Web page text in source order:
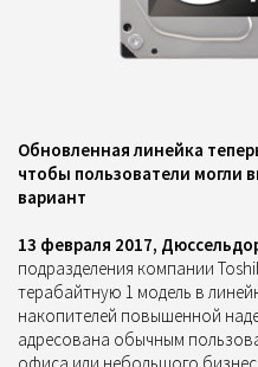
Обновленная линейка
чтобы пользователи могли
вариант
13 февраля 2017,
подразделения компании
терабайтную 1 модель в
накопителей повышенной
адресована обычным